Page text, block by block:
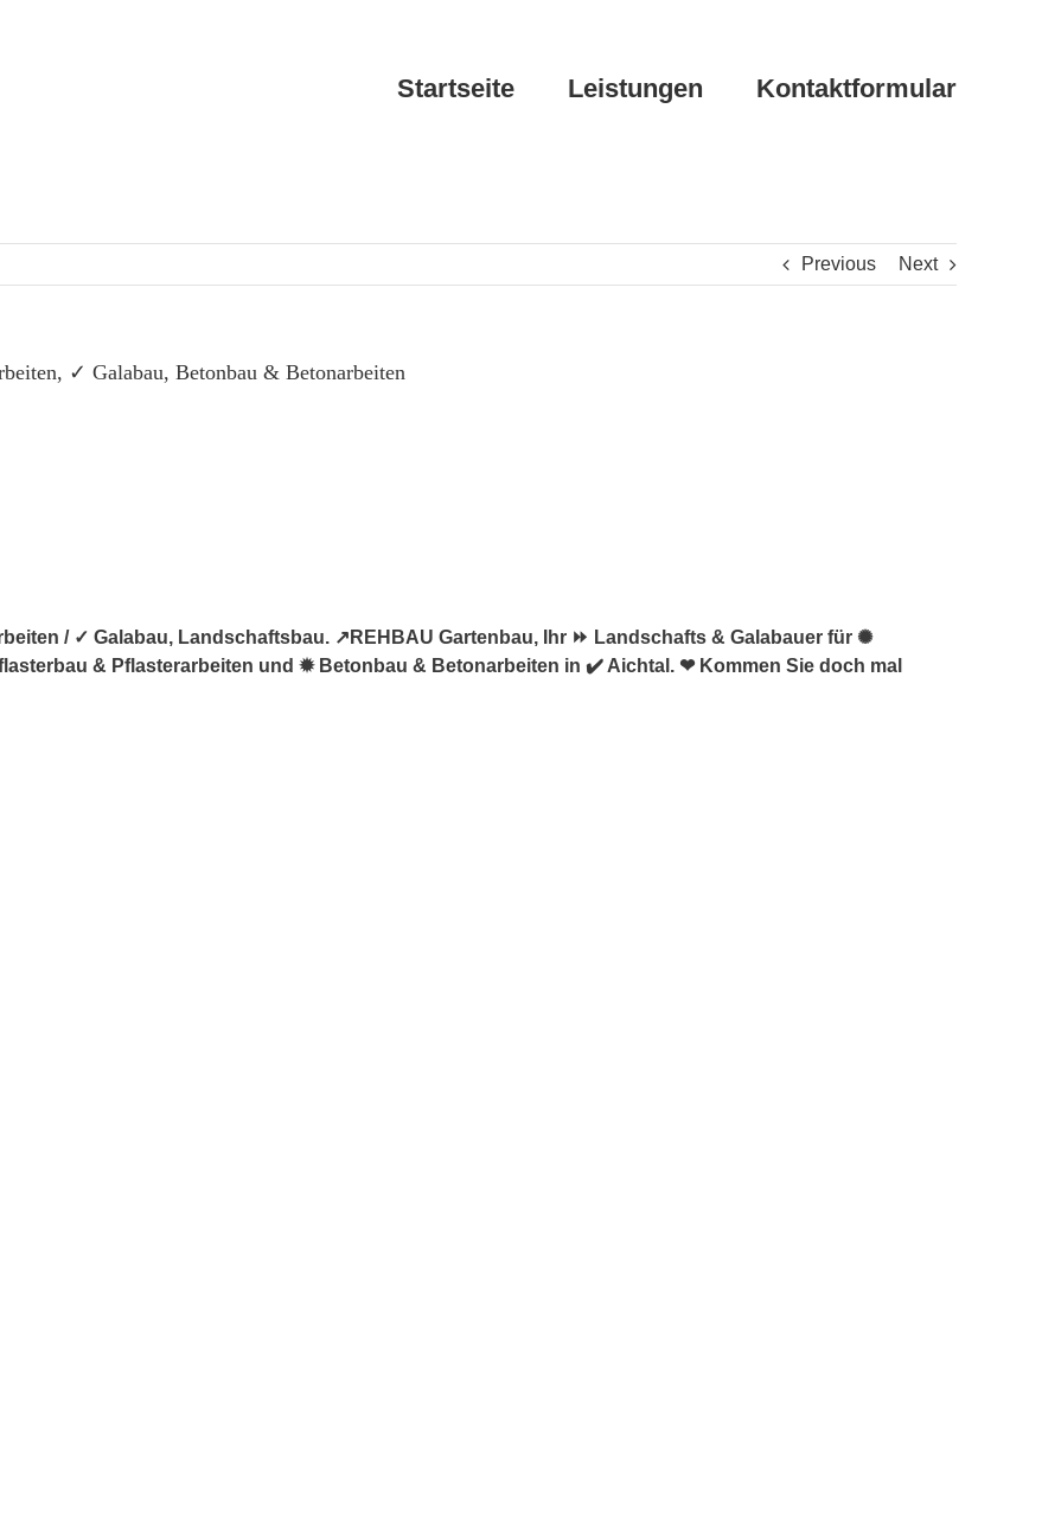
Startseite Leistungen Kontaktformular
Previous Next
✓ Galabau, Betonbau & Betonarbeiten
/ ✓ Galabau, Landschaftsbau. ↗️REHBAU Gartenbau, Ihr ⏩ Landschafts & Galabauer für ✺
& Pflasterarbeiten und ✹ Betonbau & Betonarbeiten in ✔️ Aichtal. ❤ Kommen Sie doch mal